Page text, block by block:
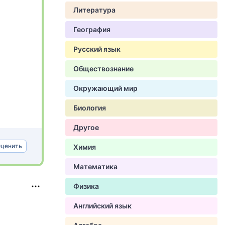
Литература
География
Русский язык
Обществознание
Окружающий мир
Биология
Другое
Химия
Математика
Физика
Английский язык